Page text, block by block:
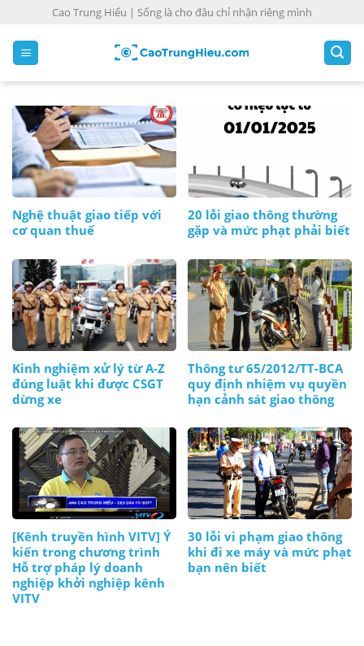
Cao Trung Hiếu | Sống là cho đâu chỉ nhận riêng mình
Nghệ thuật giao tiếp với
cơ quan thuế
20 lỗi giao thông thường
gặp và mức phạt phải biết
Kinh nghiệm xử lý từ A-Z
đúng luật khi được CSGT
dừng xe
Thông tư 65/2012/TT-BCA
quy định nhiệm vụ quyền
hạn cảnh sát giao thông
[Kênh truyền hình VITV] Ý
kiến trong chương trình
Hỗ trợ pháp lý doanh
nghiệp khởi nghiệp kênh
VITV
30 lỗi vi phạm giao thông
khi đi xe máy và mức phạt
bạn nên biết